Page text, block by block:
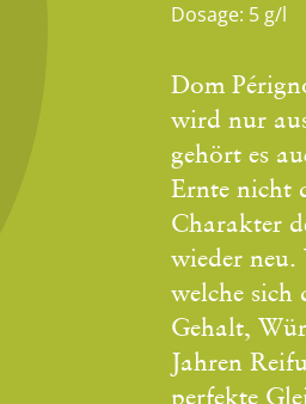
Dosage: 5 g/l
Dom
wird nur
gehört es
Ernte nicht
Charakter
wieder neu.
welche sich
Gehalt,
Jahren
perfekte